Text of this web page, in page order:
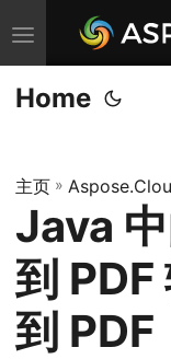
切
换
导
Home
主页 »
Java
到 PDF
到 PDF